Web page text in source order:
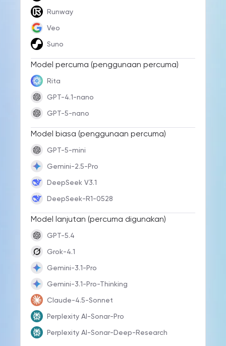
Runway
Veo
Suno
Model percuma (penggunaan percuma)
Rita
GPT-4.1-nano
GPT-5-nano
Model biasa (penggunaan percuma)
GPT-5-mini
Gemini-2.5-Pro
DeepSeek V3.1
DeepSeek-R1-0528
Model lanjutan (percuma digunakan)
GPT-5.4
Grok-4.1
Gemini-3.1-Pro
Gemini-3.1-Pro-Thinking
Claude-4.5-Sonnet
Perplexity AI-Sonar-Pro
Perplexity AI-Sonar-Deep-Research